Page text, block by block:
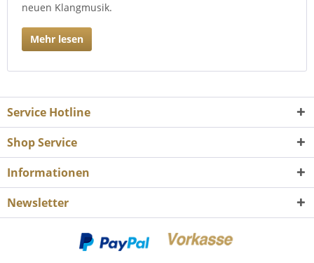
neuen Klangmusik.
Mehr lesen
Service Hotline
Shop Service
Informationen
Newsletter